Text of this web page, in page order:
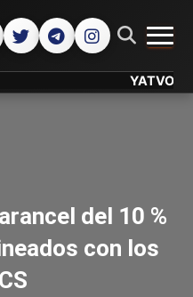
YATVO...
del 10 %
con los